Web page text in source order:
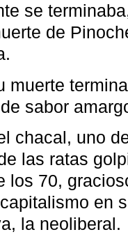
se
de
muerte
sabor
chacal, uno
las ratas
los 70,
en
la neoliberal.